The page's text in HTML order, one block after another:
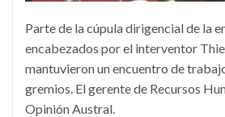
Parte de la cúpula dirigencial de la
encabezados por el interventor
mantuvieron un encuentro de
gremios. El gerente de Recursos
Opinión Austral.